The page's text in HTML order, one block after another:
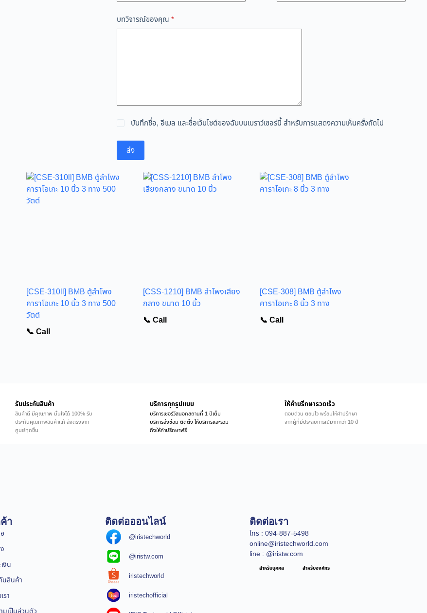
บทวิจารณ์ของคุณ *
บันทึกชื่อ, อีเมล และชื่อเว็บไซต์ของฉันบนเบราว์เซอร์นี้ สำหรับการแสดงความเห็นครั้งถัดไป
ส่ง
[CSE-310ll] BMB ตู้ลำโพง
คาราโอเกะ 10 นิ้ว 3 ทาง 500
วัตต์
📞 Call
[CSS-1210] BMB ลำโพงเสียง
กลาง ขนาด 10 นิ้ว
📞 Call
[CSE-308] BMB ตู้ลำโพง
คาราโอเกะ 8 นิ้ว 3 ทาง
📞 Call
รับประกันสินค้า
สินค้าดี มีคุณภาพ มั่นใจได้ 100% รับ
ประกันคุณภาพสินค้าแท้ ส่งตรงจาก
ศูนย์ทุกชิ้น
บริการทุกรูปแบบ
บริการเซอร์วิสนอกสถานที่ 1 ปีเต็ม
บริการส่งซ่อม ติดตั้ง ให้บริการและรวม
ถึงให้คำปรึกษาฟรี
ให้คำบรึกษารวดเร็ว
ตอบด่วน ตอบไว พร้อมให้คำปรึกษา
จากผู้ที่มีประสบการณ์มากกว่า 10 ปี
า
งิน
นสินค้า
รา
ติดต่อออนไลน์
@iristechworld
@iristw.com
iristechworld
iristechofficial
ติดต่อเรา
โทร : 094-887-5498
online@iristechworld.com
line : @iristw.com
สำหรับบุคคล สำหรับองค์กร